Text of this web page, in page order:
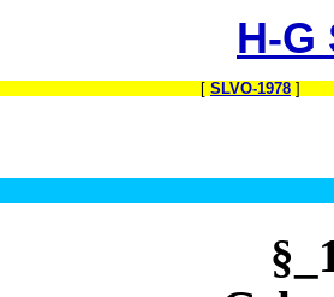
H-G
[ SLVO-1978 ]